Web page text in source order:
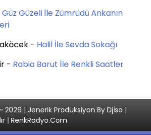
Güz Güzeli İle Zümrüdü Ankanın
- Halil İle Sevda Sokağı
- Rabia Barut İle Renkli Saatler
2026 | Jenerik Prodüksiyon By Djİso |
| RenkRadyo.Com